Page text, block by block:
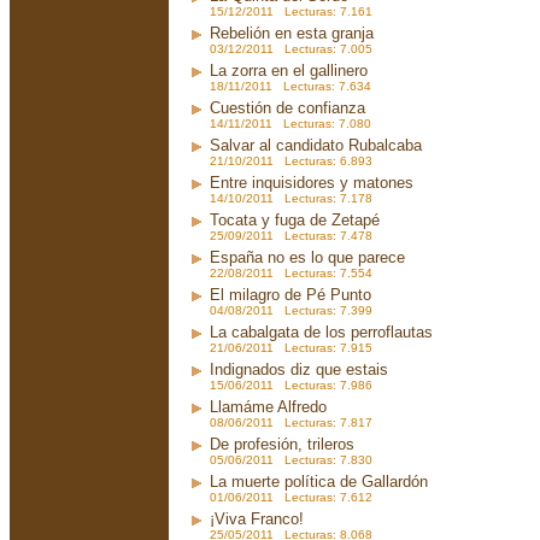
15/12/2011 Lecturas: 7.161
Rebelión en esta granja
03/12/2011 Lecturas: 7.005
La zorra en el gallinero
18/11/2011 Lecturas: 7.634
Cuestión de confianza
14/11/2011 Lecturas: 7.080
Salvar al candidato Rubalcaba
21/10/2011 Lecturas: 6.893
Entre inquisidores y matones
14/10/2011 Lecturas: 7.178
Tocata y fuga de Zetapé
25/09/2011 Lecturas: 7.478
España no es lo que parece
22/08/2011 Lecturas: 7.554
El milagro de Pé Punto
04/08/2011 Lecturas: 7.399
La cabalgata de los perroflautas
21/06/2011 Lecturas: 7.915
Indignados diz que estais
15/06/2011 Lecturas: 7.986
Llamáme Alfredo
08/06/2011 Lecturas: 7.817
De profesión, trileros
05/06/2011 Lecturas: 7.830
La muerte política de Gallardón
01/06/2011 Lecturas: 7.612
¡Viva Franco!
25/05/2011 Lecturas: 8.068